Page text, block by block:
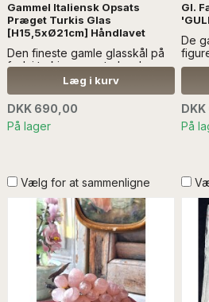
Gammel Italiensk Opsats
Præget Turkis Glas
[H15,5xØ21cm] Håndlavet
Den fineste gamle glasskål på
fod, i turkis præget glas...Læs
mere SÆLGES UDEN ANDEN
DEKORATION
Læg i kurv
DKK 690,00
På lager
Gl.
De
for
På
Vælg for at sammenligne